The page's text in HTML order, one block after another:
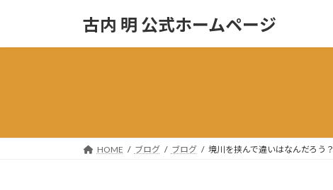
古内 明 公式ホームページ
HOME ブログ ブログ 境川を挟んで違いはなんだろう？